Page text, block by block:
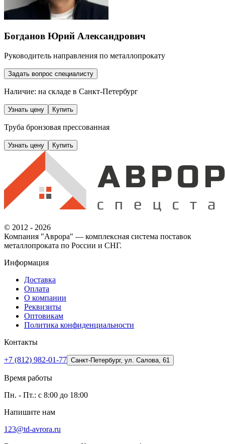
Богданов Юрий Александрович
Руководитель направления по металлопрокату
Задать вопрос специалисту
Наличие: на складе в Санкт-Петербург
Узнать цену Купить
Труба бронзовая прессованная
Узнать цену Купить
© 2012 - 2026
Компания "Аврора" — комплексная система поставок
металлопроката по России и СНГ.
Информация
Доставка
Оплата
О компании
Реквизиты
Оптовикам
Политика конфиденциальности
Контакты
+7 (812) 982-01-77 Санкт-Петербург, ул. Салова, 61
Время работы
Пн. - Пт.: с 8:00 до 18:00
Напишите нам
123@td-avrora.ru